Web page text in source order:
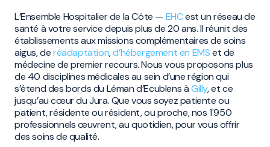
L’Ensemble Hospitalier de la Côte — EHCest un réseau de
santé à votre service depuis plus de 20 ans. Il réunit des
établissements aux missions complémentaires de soins
aigus, deréadaptation,d’hébergement en EMSet de
médecine de premier recours. Nous vous proposons plus
de 40 disciplines médicales au sein d’une région qui
s’étend des bords du Léman d’Ecublens àGilly, et ce
jusqu’au cœur du Jura. Que vous soyez patiente ou
patient, résidente ou résident, ou proche, nos 1'950
professionnels œuvrent, au quotidien, pour vous offrir
des soins de qualité.